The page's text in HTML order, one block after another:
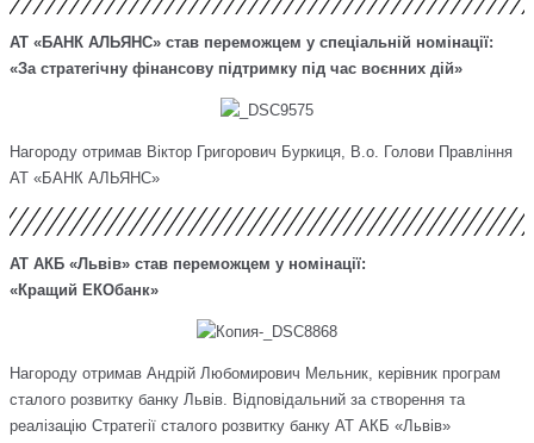
АТ «БАНК АЛЬЯНС» став переможцем у спеціальній номінації:
«За стратегічну фінансову підтримку під час воєнних дій»
Нагороду отримав Віктор Григорович Буркиця, В.о. Голови Правління
АТ «БАНК АЛЬЯНС»
АТ АКБ «Львів» став переможцем у номінації:
«Кращий ЕКОбанк»
Нагороду отримав Андрій Любомирович Мельник, керівник програм
сталого розвитку банку Львів. Відповідальний за створення та
реалізацію Стратегії сталого розвитку банку АТ АКБ «Львів»